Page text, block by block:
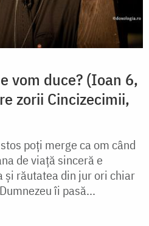
vom duce? (Ioan 6,
zorii Cincizecimii,
poți merge ca om când
de viață sinceră e
și răutatea din jur ori chiar
îi pasă...